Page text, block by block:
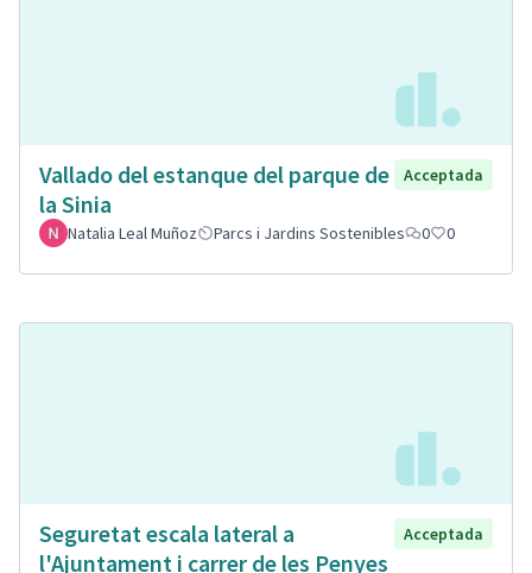
Vallado del estanque del parque de
la Sinia
Acceptada
Natalia Leal Muñoz Parcs i Jardins Sostenibles 0 0
Seguretat escala lateral a
l'Ajuntament i carrer de les Penyes
Acceptada